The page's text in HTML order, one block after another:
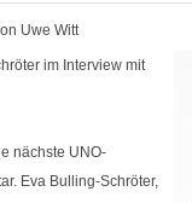
Uwe Witt
im Interview mit
nächste UNO-
Eva Bulling-Schröter,